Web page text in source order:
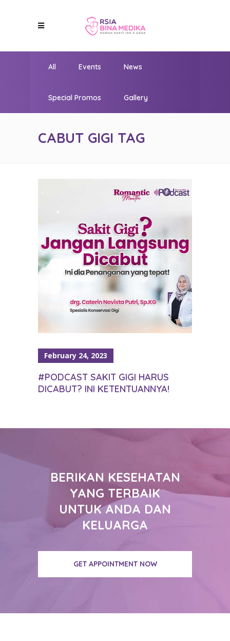
All Events News
Special Promos Gallery
CABUT GIGI TAG
February 24, 2023
#PODCAST SAKIT GIGI HARUS
DICABUT? INI KETENTUANNYA!
BERIKAN KESEHATAN
YANG TERBAIK
UNTUK ANDA DAN
KELUARGA
GET APPOINTMENT NOW